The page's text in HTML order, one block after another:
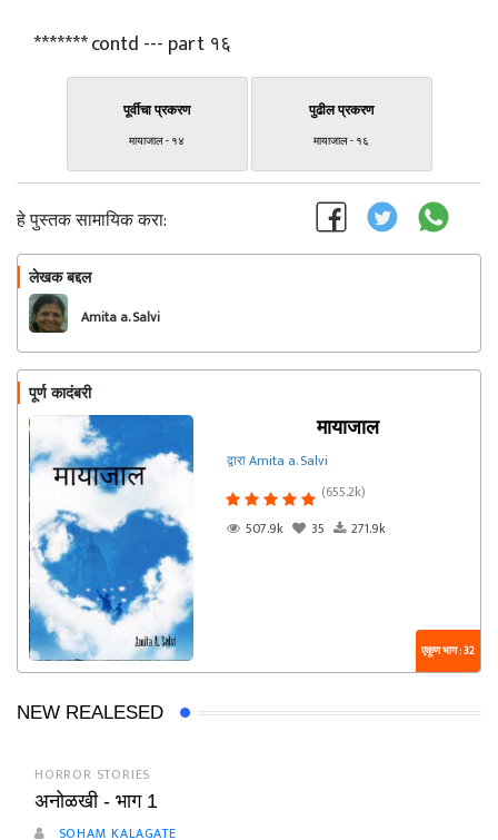
******* contd --- part १६
पूर्वीचा प्रकरण
मायाजाल - १४
पुढील प्रकरण
मायाजाल - १६
हे पुस्तक सामायिक करा:
लेखक बद्दल
Amita a. Salvi
पूर्ण कादंबरी
मायाजाल
द्वारा Amita a. Salvi
(655.2k)
507.9k
35 271.9k
एकूण भाग : 32
NEW REALESED
HORROR STORIES
अनोळखी - भाग 1
SOHAM KALAGATE